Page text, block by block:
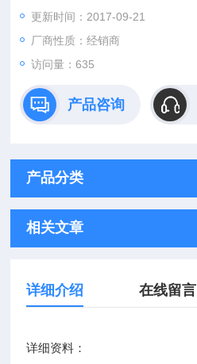
更新时间：2017-09-21
厂商性质：经销商
访问量：635
产品咨询
产品分类
相关文章
详细介绍 在线留言
详细资料：